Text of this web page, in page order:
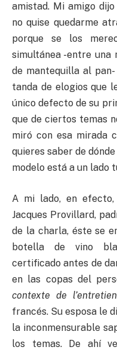
amistad. Mi amigo
no quise quedarme
porque se los
simultánea -entre una
de mantequilla al
tanda de elogios que
único defecto de su
que de ciertos temas
miró con esa mirada
quieres saber de
modelo está a un lado
A mi lado, en efecto,
Jacques Provillard,
de la charla, éste se
botella de vino
certificado antes de
en las copas del
contexte de l’entretien
francés. Su esposa le
la inconmensurable
los temas. De ahí